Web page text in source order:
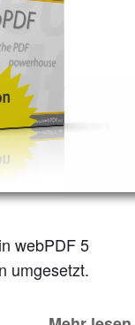
webPDF 5
umgesetzt.